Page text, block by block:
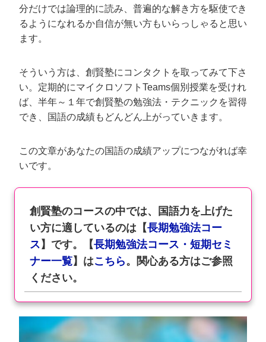
分だけでは論理的に読み、普遍的な解き方を駆使でき
るようになれるか自信が無い方もいらっしゃると思い
ます。
そういう方は、創賢塾にコンタクトを取ってみて下さ
い。定期的にマイクロソフトTeams個別授業を受けれ
ば、半年～１年で創賢塾の勉強法・テクニックを習得
でき、国語の成績もどんどん上がっていきます。
この文章があなたの国語の成績アップにつながれば幸
いです。
創賢塾のコースの中では、国語力を上げた
い方に適しているのは【長期勉強法コー
ス 】です。【長期勉強法コース・短期セミ
ナー一覧】はこちら 。関心ある方はご参照
ください。